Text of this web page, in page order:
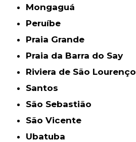
Mongaguá
Peruíbe
Praia Grande
Praia da Barra do Say
Riviera de São Lourenço
Santos
São Sebastião
São Vicente
Ubatuba